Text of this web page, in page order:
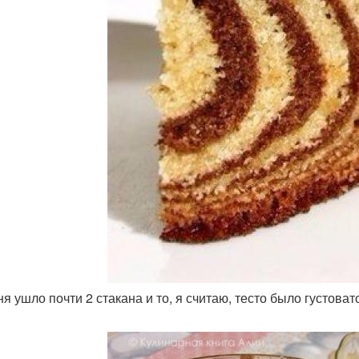
ушло почти 2 стакана и то, я считаю, тесто было